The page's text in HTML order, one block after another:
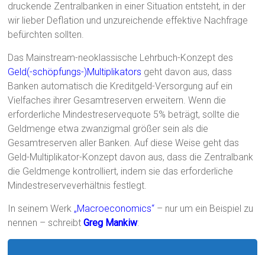
druckende Zentralbanken in einer Situation entsteht, in der
wir lieber Deflation und unzureichende effektive Nachfrage
befürchten sollten.
Das Mainstream-neoklassische Lehrbuch-Konzept des
Geld(-schöpfungs-)Multiplikators geht davon aus, dass
Banken automatisch die Kreditgeld-Versorgung auf ein
Vielfaches ihrer Gesamtreserven erweitern. Wenn die
erforderliche Mindestreservequote 5% beträgt, sollte die
Geldmenge etwa zwanzigmal größer sein als die
Gesamtreserven aller Banken. Auf diese Weise geht das
Geld-Multiplikator-Konzept davon aus, dass die Zentralbank
die Geldmenge kontrolliert, indem sie das erforderliche
Mindestreserveverhältnis festlegt.
In seinem Werk „Macroeconomics“ – nur um ein Beispiel zu
nennen – schreibtGreg Mankiw: